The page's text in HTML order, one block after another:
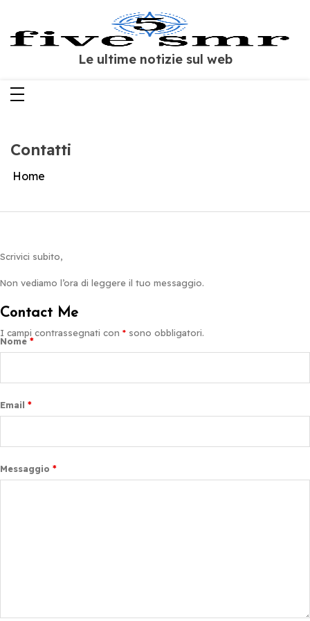
Le ultime notizie sul web
Contatti
Home
Scrivici subito,
Non vediamo l’ora di leggere il tuo messaggio.
Contact Me
I campi contrassegnati con * sono obbligatori.
Nome *
Email *
Messaggio *